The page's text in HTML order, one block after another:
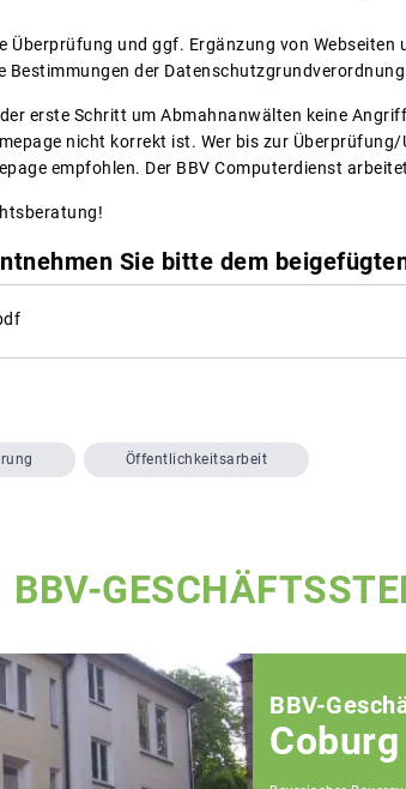
Überprüfung und ggf. Ergänzung von
Bestimmungen der
erste Schritt um Abmahnanwälten keine
nicht korrekt ist. Wer bis zur
empfohlen. Der BBV Computerdienst
Sie bitte dem
Öffentlichkeitsarbeit
BBV-
BBV-
Coburg